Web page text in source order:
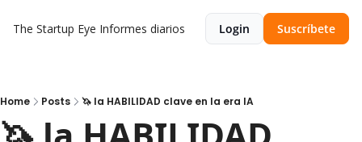
The Startup Eye Informes diarios Login Suscríbete
Home Posts 🦄 la HABILIDAD clave en la era IA